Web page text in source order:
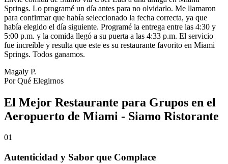
Springs. Lo programé un día antes para no olvidarlo. Me llamaron
para confirmar que había seleccionado la fecha correcta, ya que
había elegido el día siguiente. Programé la entrega entre las 4:30 y
5:00 p.m. y la comida llegó a su puerta a las 4:33 p.m. El servicio
fue increíble y resulta que este es su restaurante favorito en Miami
Springs. Todos ganamos.
Magaly P.
Por Qué Elegirnos
El Mejor Restaurante para Grupos en el
Aeropuerto de Miami - Siamo Ristorante
01
Autenticidad y Sabor que Complace